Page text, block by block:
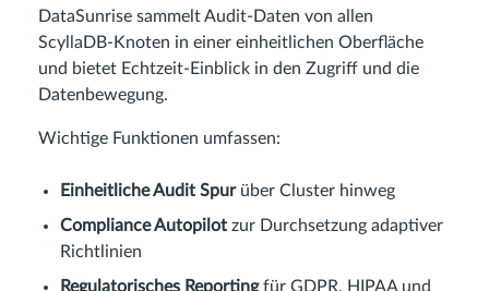
DataSunrise sammelt Audit-Daten von allen
ScyllaDB-Knoten in einer einheitlichen Oberfläche
und bietet Echtzeit-Einblick in den Zugriff und die
Datenbewegung.
Wichtige Funktionen umfassen:
Einheitliche Audit Spurüber Cluster hinweg
Compliance Autopilot zur Durchsetzung adaptiver
Richtlinien
Regulatorisches Reportingfür GDPR, HIPAA und